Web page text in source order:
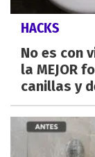
HACKS
No es con
la MEJOR
canillas y